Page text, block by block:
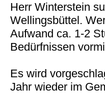
Herr Winterstein
Wellingsbüttel.
Aufwand ca. 1-2
Bedürfnissen
Es wird
Jahr wieder im